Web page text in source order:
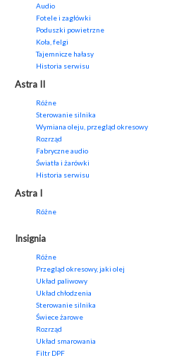
Audio
Fotele i zagłówki
Poduszki powietrzne
Koła, felgi
Tajemnicze hałasy
Historia serwisu
Astra II
Różne
Sterowanie silnika
Wymiana oleju, przegląd okresowy
Rozrząd
Fabryczne audio
Światła i żarówki
Historia serwisu
Astra I
Różne
Insignia
Różne
Przegląd okresowy, jaki olej
Układ paliwowy
Układ chłodzenia
Sterowanie silnika
Świece żarowe
Rozrząd
Układ smarowania
Filtr DPF